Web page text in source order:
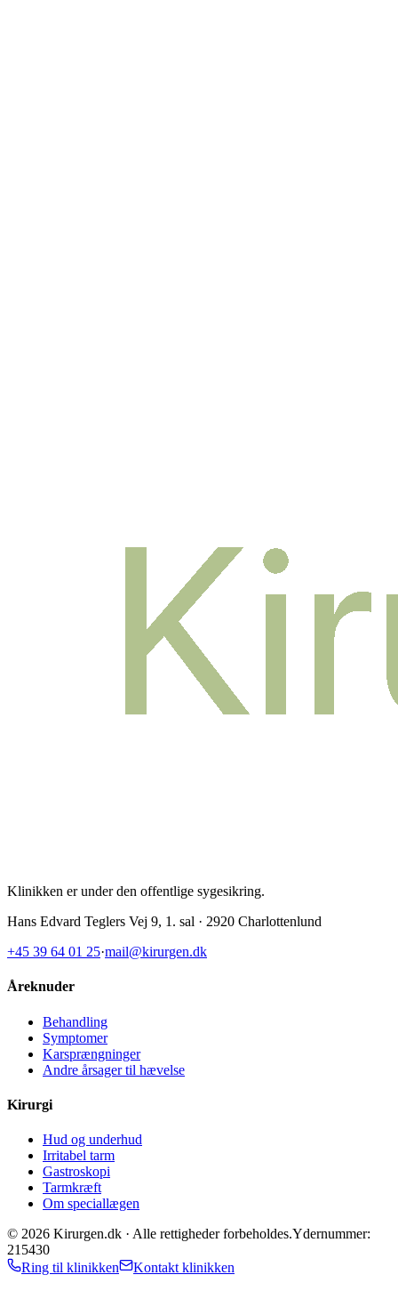
Klinikken er under den offentlige sygesikring.
Hans Edvard Teglers Vej 9, 1. sal · 2920 Charlottenlund
+45 39 64 01 25·mail@kirurgen.dk
Åreknuder
Behandling
Symptomer
Karsprængninger
Andre årsager til hævelse
Kirurgi
Hud og underhud
Irritabel tarm
Gastroskopi
Tarmkræft
Om speciallægen
© 2026 Kirurgen.dk · Alle rettigheder forbeholdes.Ydernummer:
215430
Ring til klinikken
Kontakt klinikken